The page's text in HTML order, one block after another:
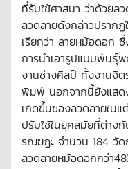
ที่รับใช้ศาสนา ว่าด้วยล
ลวดลายดังกล่าวปราก
เรียกว่า ลายหม้อดอก
การนำเอารูปแบบพันธุ์
งานช่างศิลป์ ทั้งงานจิ
พิมพ์ นอกจากนี้ยังแสด
เกิดขึ้นของลวดลายใน
ปรับใช้ในยุคสมัยที่ต่าง
รณฆฏะ จำนวน 184 วั
ลวดลายหม้อดอกกว่า